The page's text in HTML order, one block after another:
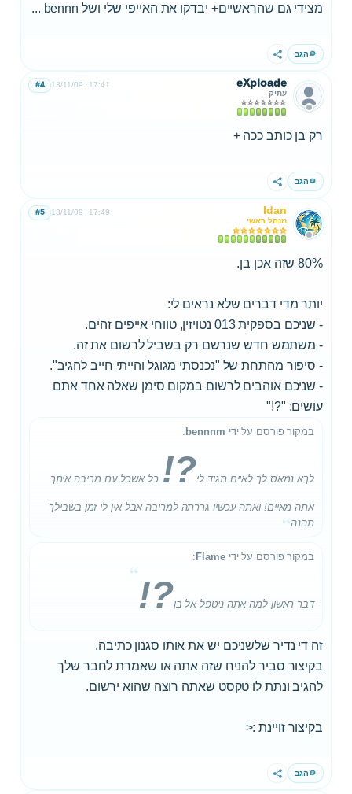
מצידי גם שהראשיים+ יבדקו את האייפי שלי ושל bennn ...
הגב שתף
eXploade
עתיק
13/11/09 17:41
#4
רק בן כותב ככה +
הגב שתף
Idan
מנהל ראשי
13/11/09 17:49
#5
80% שזה אכן בן.
יותר מדי דברים שלא נראים לי:
- שניכם בספקית 013 נטויזין, טווחי אייפים זהים.
- משתמש חדש שנרשם רק בשביל לרשום את זה.
- סיפור מהתחת של "נכנסתי מגוגל והייתי חייב להגיב".
- שניכם אוהבים לרשום במקום סימן שאלה אחד אתם
עושים: "?!"
במקור פורסם על ידי bennnm
:
לךא נמאס לך לאיים תגיד לי?! כל אשכל עם מריבה איתך
אתה מאיים! ואתה עכשיו גררתה למריבה אבל אין לי זמן בשבילך
תהנה
במקור פורסם על ידיFlame
:
דבר ראשון למה אתה ניטפל אל בן?!
זה די נדיר שלשניכם יש את אותו סגנון כתיבה.
בקיצור סביר להניח שזה אתה או שאמרת לחבר שלך
להגיב ונתת לו טקסט שאתה רוצה שהוא ירשום.
בקיצור זויינת :<
הגב שתף